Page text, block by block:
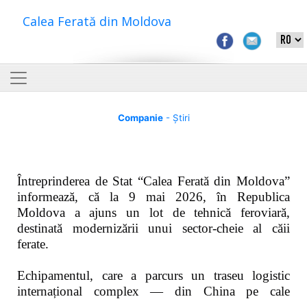
Calea Ferată din Moldova
Companie- Știri
Întreprinderea de Stat “Calea Ferată din Moldova”
informează, că la 9 mai 2026, în Republica
Moldova a ajuns un lot de tehnică feroviară,
destinată modernizării unui sector-cheie al căii
ferate.
Echipamentul, care a parcurs un traseu logistic
internațional complex — din China pe cale